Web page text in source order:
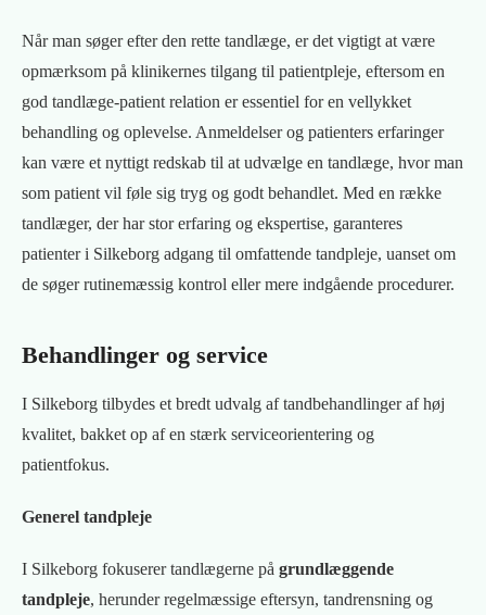
Når man søger efter den rette tandlæge, er det vigtigt at være
opmærksom på klinikernes tilgang til patientpleje, eftersom en
god tandlæge-patient relation er essentiel for en vellykket
behandling og oplevelse. Anmeldelser og patienters erfaringer
kan være et nyttigt redskab til at udvælge en tandlæge, hvor man
som patient vil føle sig tryg og godt behandlet. Med en række
tandlæger, der har stor erfaring og ekspertise, garanteres
patienter i Silkeborg adgang til omfattende tandpleje, uanset om
de søger rutinemæssig kontrol eller mere indgående procedurer.
Behandlinger og service
I Silkeborg tilbydes et bredt udvalg af tandbehandlinger af høj
kvalitet, bakket op af en stærk serviceorientering og
patientfokus.
Generel tandpleje
I Silkeborg fokuserer tandlægerne på grundlæggende
tandpleje, herunder regelmæssige eftersyn, tandrensning og